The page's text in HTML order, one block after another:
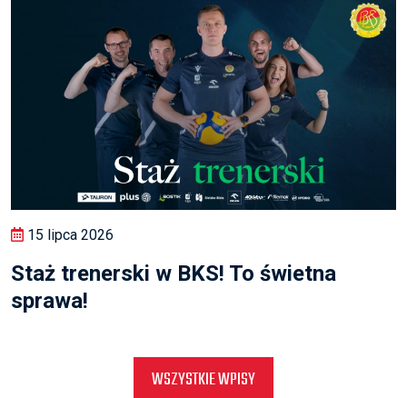
15 lipca 2026
Staż trenerski w BKS! To świetna
sprawa!
WSZYSTKIE WPISY